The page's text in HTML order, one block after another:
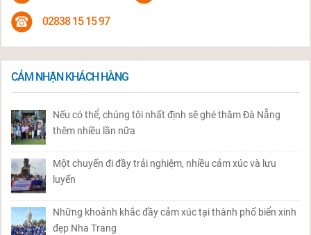
02838 15 15 97
CẢM NHẬN KHÁCH HÀNG
Nếu có thể, chúng tôi nhất định sẽ ghé thăm Đà Nẵng
thêm nhiều lần nữa
Một chuyến đi đầy trải nghiệm, nhiều cảm xúc và lưu
luyến
Những khoảnh khắc đầy cảm xúc tại thành phố biển xinh
đẹp Nha Trang